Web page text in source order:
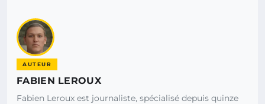
AUTEUR
FABIEN LEROUX
Fabien Leroux est journaliste, spécialisé depuis quinze